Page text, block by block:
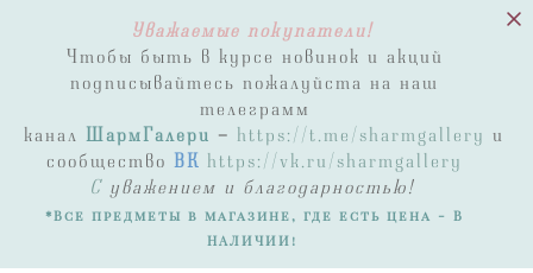
Уважаемые покупатели!
Чтобы быть в курсе новинок и акций
подписывайтесь пожалуйста на наш
телеграмм
канал ШармГалери - https://t.me/sharmgallery и
сообщество ВК https://vk.ru/sharmgallery
Суважением и благодарностью!
*Все предметы в магазине, где есть цена - В
НАЛИЧИИ!